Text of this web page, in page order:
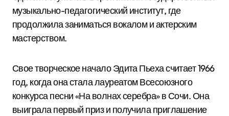
музыкально-педагогический институт, где
продолжила заниматься вокалом и актерским
мастерством.
Свое творческое начало Эдита Пьеха считает 1966
год, когда она стала лауреатом Всесоюзного
конкурса песни «На волнах серебра» в Сочи. Она
выиграла первый приз и получила приглашение